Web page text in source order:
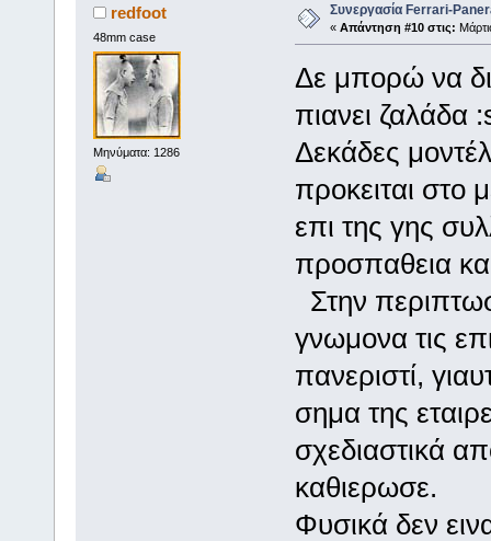
redfoot
48mm case
Μηνύματα: 1286
Συνεργασία Ferrari-
« Απάντηση #10 στις:
Δε μπορώ να
πιανει ζαλάδα
Δεκάδες
προκειται στο
επι της γης
προσπαθεια
Στην
γνωμονα τις
πανεριστί,
σημα της
σχεδιαστικά
καθιερωσε.
Φυσικά δεν